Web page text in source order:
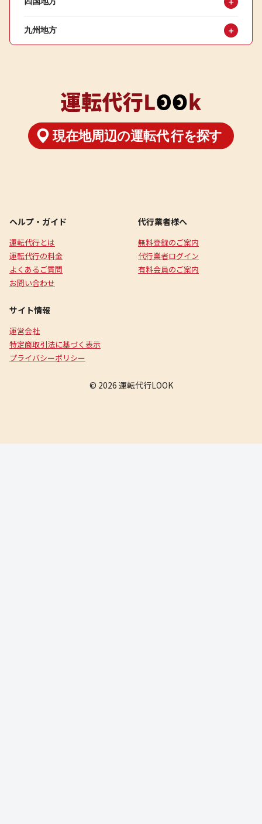
九州地方 ＋
ヘルプ・ガイド
運転代行とは
運転代行の料金
よくあるご質問
お問い合わせ
代行業者様へ
無料登録のご案内
代行業者ログイン
有料会員のご案内
サイト情報
運営会社
特定商取引法に基づく表示
プライバシーポリシー
© 2026 運転代行LOOK